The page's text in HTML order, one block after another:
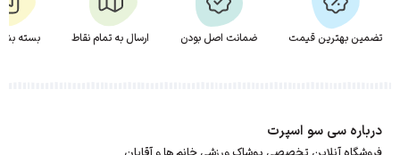
تضمین بهترین قیمت ضمانت اصل بودن ارسال به تمام نقاط بسته
درباره سی سو اسپرت